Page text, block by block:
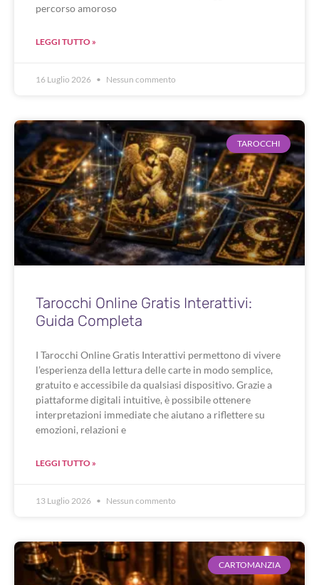
percorso amoroso
LEGGI TUTTO »
16 Luglio 2026 Nessun commento
TAROCCHI
Tarocchi Online Gratis Interattivi:
Guida Completa
I Tarocchi Online Gratis Interattivi permettono di vivere
l’esperienza della lettura delle carte in modo semplice,
gratuito e accessibile da qualsiasi dispositivo. Grazie a
piattaforme digitali intuitive, è possibile ottenere
interpretazioni immediate che aiutano a riflettere su
emozioni, relazioni e
LEGGI TUTTO »
13 Luglio 2026 Nessun commento
CARTOMANZIA